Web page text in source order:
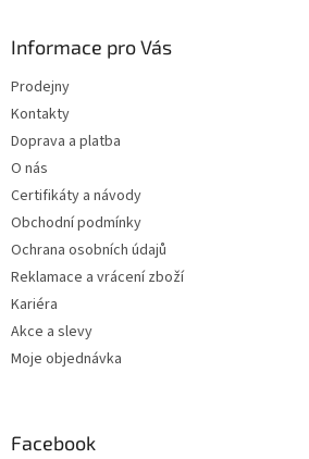
Informace pro Vás
Prodejny
Kontakty
Doprava a platba
O nás
Certifikáty a návody
Obchodní podmínky
Ochrana osobních údajů
Reklamace a vrácení zboží
Kariéra
Akce a slevy
Moje objednávka
Facebook